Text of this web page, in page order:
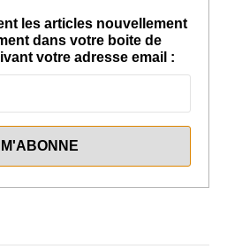
les articles nouvellement
dans votre boite de
votre adresse email :